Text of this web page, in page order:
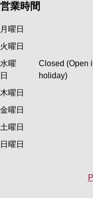
営業時間
月曜日
火曜日
水曜
日
Closed (Open
holiday)
木曜日
金曜日
土曜日
日曜日